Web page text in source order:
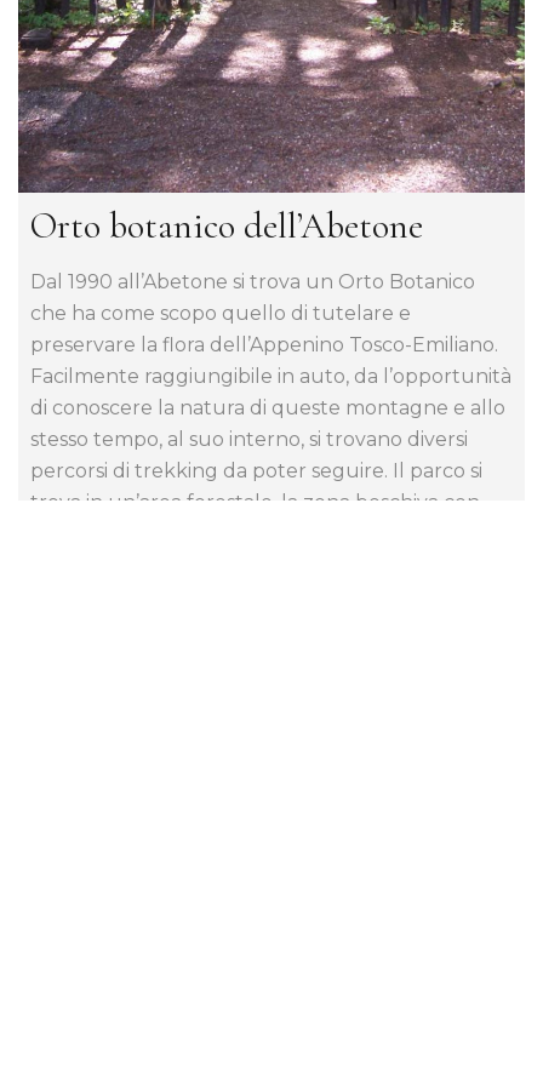
Orto botanico dell’Abetone
Dal 1990 all’Abetone si trova un Orto Botanico
che ha come scopo quello di tutelare e
preservare la flora dell’Appenino Tosco-Emiliano.
Facilmente raggiungibile in auto, da l’opportunità
di conoscere la natura di queste montagne e allo
stesso tempo, al suo interno, si trovano diversi
percorsi di trekking da poter seguire. Il parco si
trova in un’area forestale, la zona boschiva con